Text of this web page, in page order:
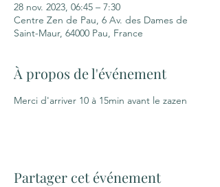
28 nov. 2023, 06:45 – 7:30
Centre Zen de Pau, 6 Av. des Dames de
Saint-Maur, 64000 Pau, France
À propos de l'événement
Merci d'arriver 10 à 15min avant le zazen
Partager cet événement